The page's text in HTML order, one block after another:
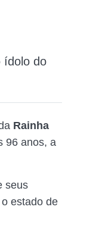
ídolo do
Rainha
96 anos, a
seus
estado de